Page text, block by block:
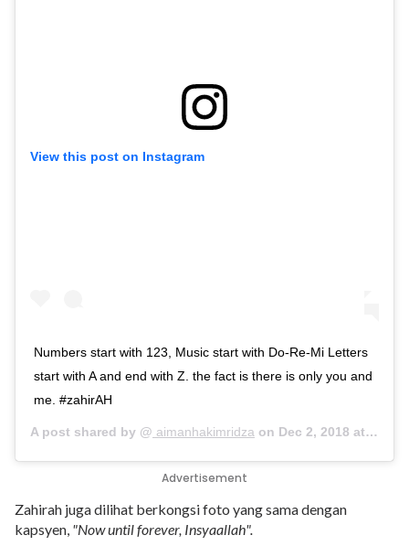
View this post on Instagram
Numbers start with 123, Music start with Do-Re-Mi Letters
start with A and end with Z. the fact is there is only you and
me. #zahirAH
A post shared by @ aimanhakimridza on Dec 2, 2018 at 6:06am PST
Advertisement
Zahirah juga dilihat berkongsi foto yang sama dengan
kapsyen, "Now until forever, Insyaallah".